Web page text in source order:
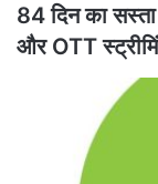
84 दिन का
और OTT